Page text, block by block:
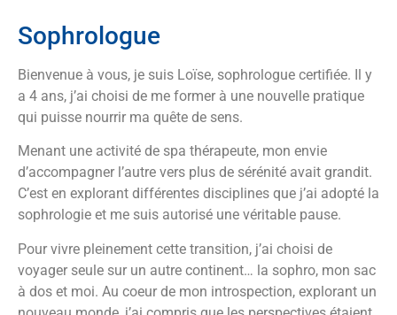
Sophrologue
Bienvenue à vous, je suis Loïse, sophrologue certifiée. Il y
a 4 ans, j’ai choisi de me former à une nouvelle pratique
qui puisse nourrir ma quête de sens.
Menant une activité de spa thérapeute, mon envie
d’accompagner l’autre vers plus de sérénité avait grandit.
C’est en explorant différentes disciplines que j’ai adopté la
sophrologie et me suis autorisé une véritable pause.
Pour vivre pleinement cette transition, j’ai choisi de
voyager seule sur un autre continent… la sophro, mon sac
à dos et moi. Au coeur de mon introspection, explorant un